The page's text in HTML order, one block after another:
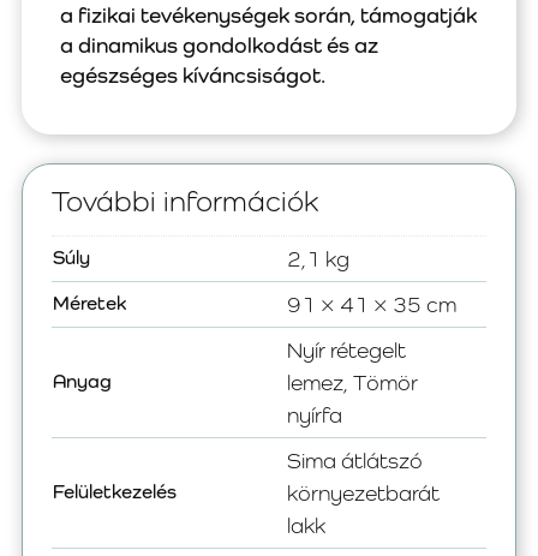
a fizikai tevékenységek során, támogatják
a dinamikus gondolkodást és az
egészséges kíváncsiságot.
További információk
Súly 2,1 kg
Méretek 91 × 41 × 35 cm
Anyag
Nyír rétegelt
lemez, Tömör
nyírfa
Felületkezelés
Sima átlátszó
környezetbarát
lakk